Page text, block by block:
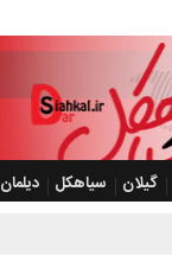
گیلان سیاهکل دیلمان